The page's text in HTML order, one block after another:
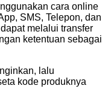
cara online
SMS, Telepon, dan
melalui transfer
ketentuan sebagai
lalu
kode produknya